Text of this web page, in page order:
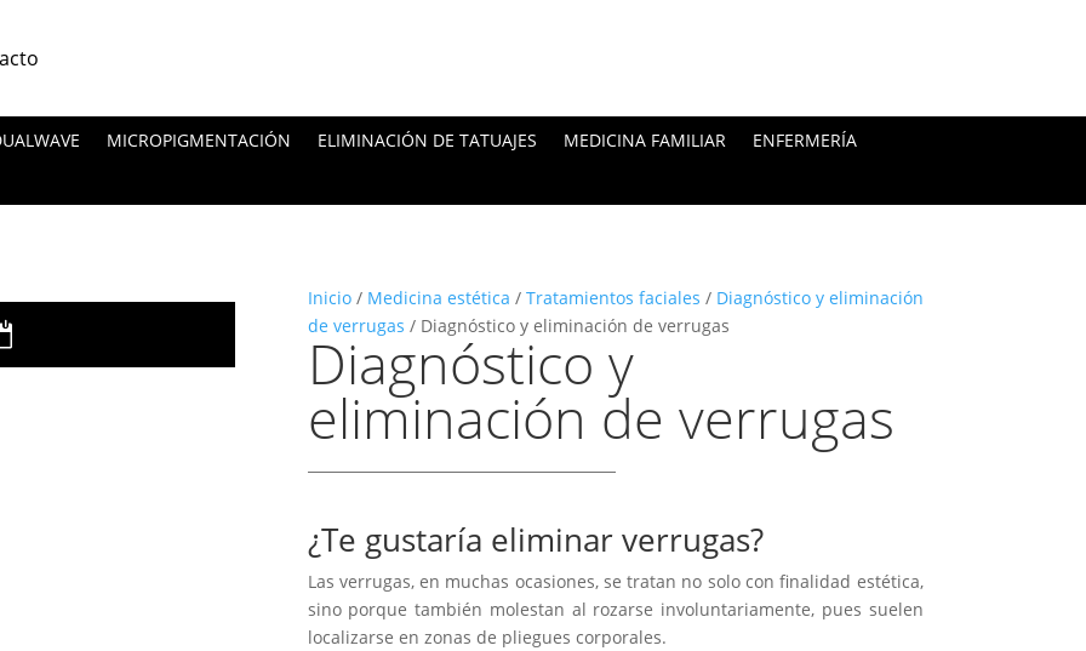
MICROPIGMENTACIÓN ELIMINACIÓN DE TATUAJES MEDICINA FAMILIAR
ENFERMERÍA
Inicio/ Medicina estética / Tratamientos faciales / Diagnóstico y eliminación
de verrugas / Diagnóstico y eliminación de verrugas
Diagnóstico y
eliminación de verrugas
¿Te gustaría eliminar verrugas?
Las verrugas, en muchas ocasiones, se tratan no solo con finalidad estética,
sino porque también molestan al rozarse involuntariamente, pues suelen
localizarse en zonas de pliegues corporales.